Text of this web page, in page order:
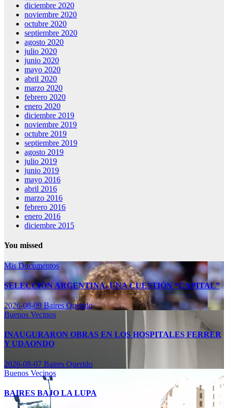
diciembre 2020
noviembre 2020
octubre 2020
septiembre 2020
agosto 2020
julio 2020
junio 2020
mayo 2020
abril 2020
marzo 2020
febrero 2020
enero 2020
diciembre 2019
noviembre 2019
octubre 2019
septiembre 2019
agosto 2019
julio 2019
junio 2019
mayo 2016
abril 2016
marzo 2016
febrero 2016
enero 2016
diciembre 2015
You missed
Mis Documentos
SELECCIÓN ARGENTINA, UNA CUESTIÓN “CAPITAL”
2026-08-09Baires Querido
Buenos Vecinos
INAUGURARON OBRAS EN LOS HOSPITALES FERRER
Y UDAONDO
2026-08-07 Baires Querido
Buenos Vecinos
BAIRES BAJO LA LUPA